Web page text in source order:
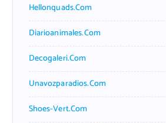
Hellonquads.com
Diarioanimales.com
Decogaleri.com
Unavozparadios.com
Shoes-Vert.com